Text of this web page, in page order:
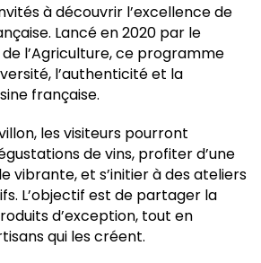
à découvrir l’excellence de
Lancé en 2020 par le
l’Agriculture, ce programme
l’authenticité et la
française.
les visiteurs pourront
de vins, profiter d’une
vibrante, et s’initier à des ateliers
L’objectif est de partager la
d’exception, tout en
qui les créent.